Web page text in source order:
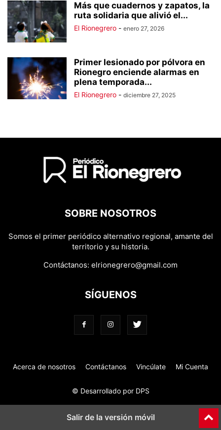
Más que cuadernos y zapatos, la
ruta solidaria que alivió el...
El Rionegrero - enero 27, 2026
Primer lesionado por pólvora en
Rionegro enciende alarmas en
plena temporada...
El Rionegrero - diciembre 27, 2025
SOBRE NOSOTROS
Somos el primer periódico alternativo regional, amante del
territorio y su historia.
Contáctanos: elrionegrero@gmail.com
SÍGUENOS
Acerca de nosotros Contáctanos Vincúlate Mi Cuenta
© Desarrollado por DPS
Salir de la versión móvil